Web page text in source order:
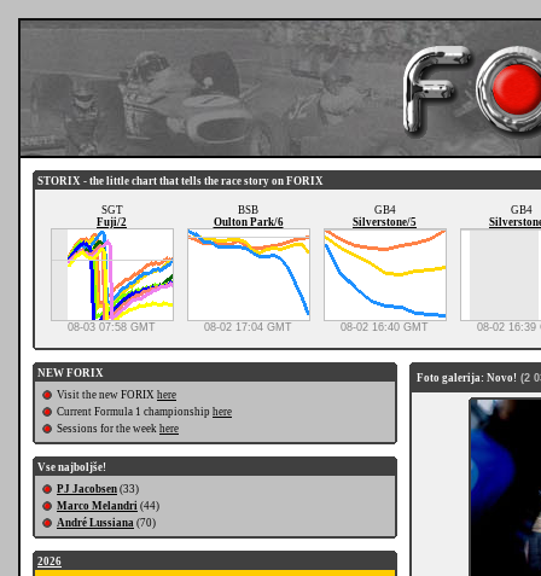
STORIX - the little chart that tells the race story on FORIX
SGT
Fuji/2
08-03 07:58 GMT
BSB
Oulton Park/6
08-02 17:04 GMT
GB4
Silverstone/5
08-02 16:40 GMT
GB4
08-02 16:39
NEW FORIX
Visit the new FORIX here
Current Formula 1 championship here
Sessions for the week here
Vse najboljše!
PJ Jacobsen (33)
Marco Melandri (44)
André Lussiana (70)
2026
Foto galerija: Novo! (2